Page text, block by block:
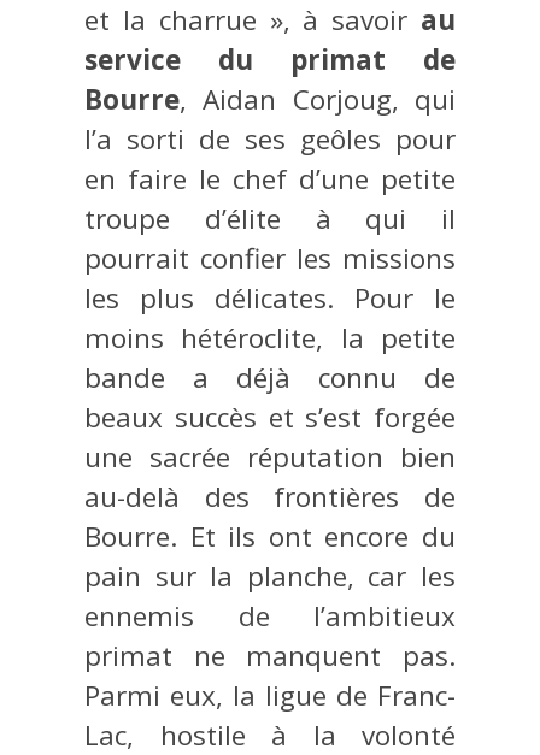
et la charrue », à savoir au
service du primat de
Bourre, Aidan Corjoug, qui
l’a sorti de ses geôles pour
en faire le chef d’une petite
troupe d’élite à qui il
pourrait confier les missions
les plus délicates. Pour le
moins hétéroclite, la petite
bande a déjà connu de
beaux succès et s’est forgée
une sacrée réputation bien
au-delà des frontières de
Bourre. Et ils ont encore du
pain sur la planche, car les
ennemis de l’ambitieux
primat ne manquent pas.
Parmi eux, la ligue de Franc-
Lac, hostile à la volonté